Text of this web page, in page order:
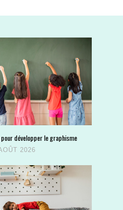
développer le graphisme
2026